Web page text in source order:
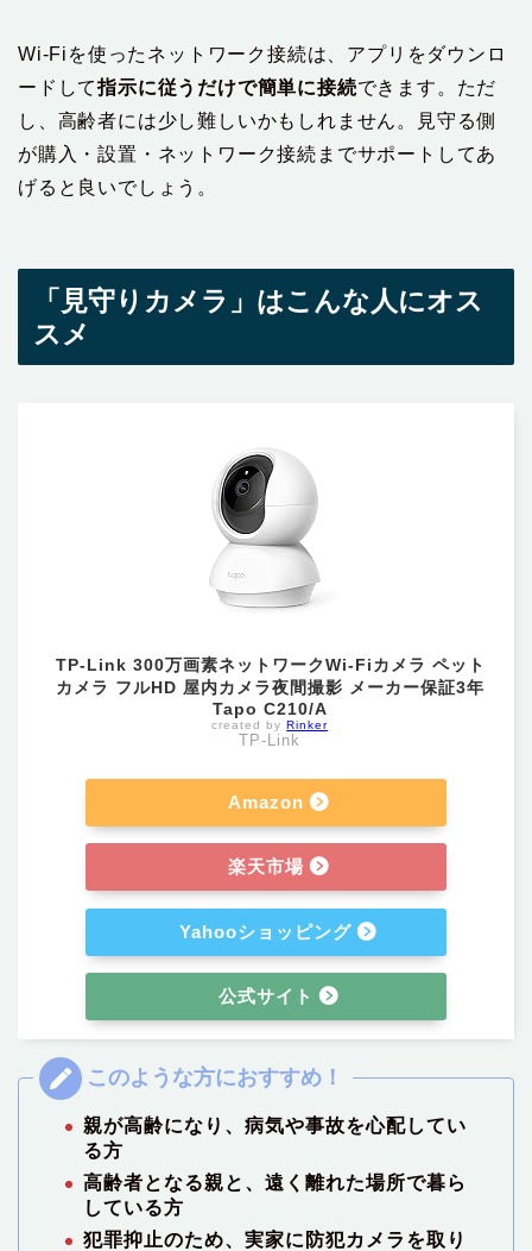
Wi-Fiを使ったネットワーク接続は、アプリをダウンロ
ードして指示に従うだけで簡単に接続できます。ただ
し、高齢者には少し難しいかもしれません。見守る側
が購入・設置・ネットワーク接続までサポートしてあ
げると良いでしょう。
「見守りカメラ」はこんな人にオス
スメ
TP-Link 300万画素ネットワークWi-Fiカメラ ペット
カメラ フルHD 屋内カメラ夜間撮影 メーカー保証3年
Tapo C210/A
created by Rinker
TP-Link
Amazon
楽天市場
Yahooショッピング
公式サイト
親が高齢になり、病気や事故を心配してい
る方
高齢者となる親と、遠く離れた場所で暮ら
している方
犯罪抑止のため、実家に防犯カメラを取り